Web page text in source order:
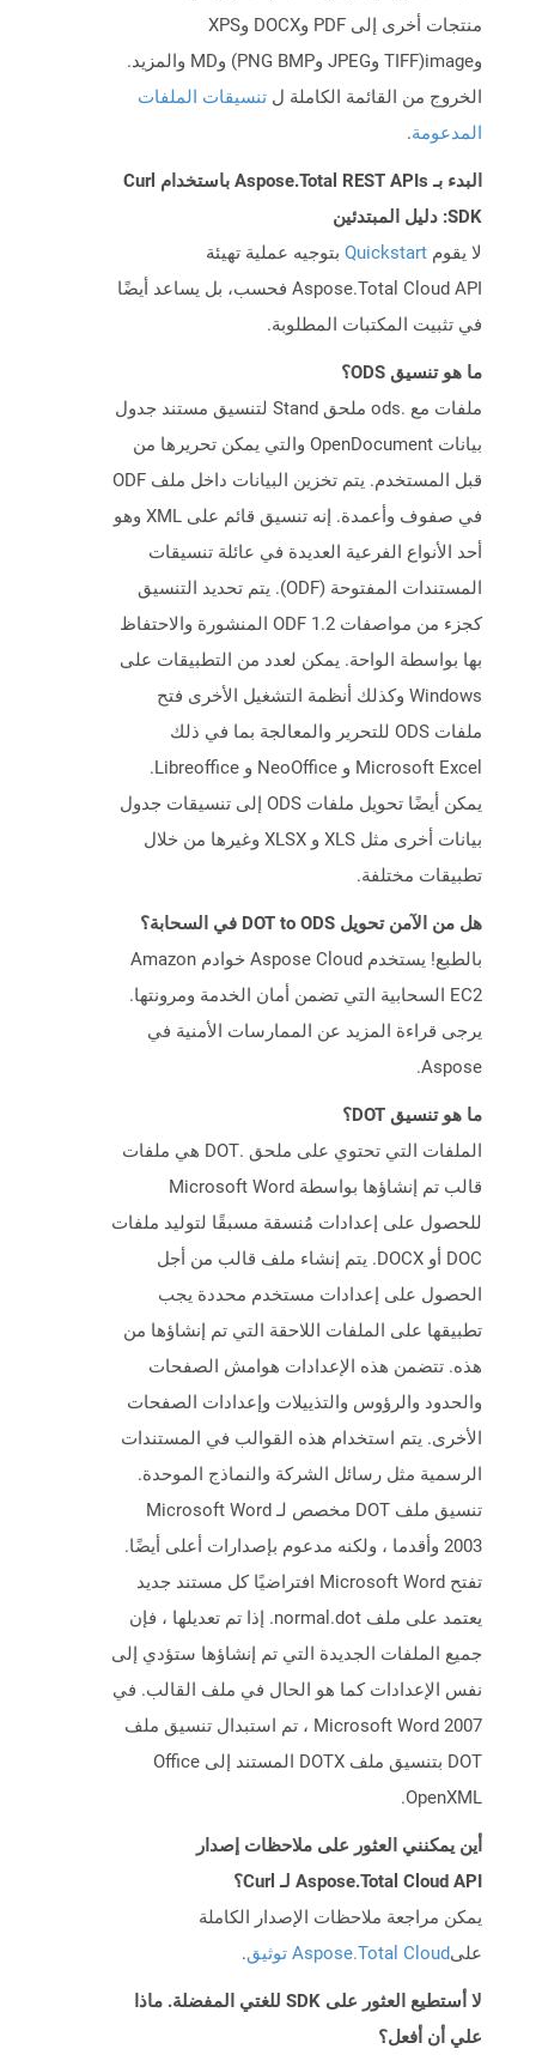
منتجات أخرى إلى PDF وDOCX وXPS
وimage(TIFF وJPEG وPNG BMP) وMD والمزيد.
الخروج من القائمة الكاملة ل تنسيقات الملفات
المدعومة.
البدء بـ Aspose.Total REST APIs باستخدام Curl
SDK: دليل المبتدئين
لا يقوم Quickstart بتوجيه عملية تهيئة
Aspose.Total Cloud API فحسب، بل يساعد أيضًا
في تثبيت المكتبات المطلوبة.
ما هو تنسيق ODS؟
ملفات مع .ods ملحق Stand لتنسيق مستند جدول
بيانات OpenDocument والتي يمكن تحريرها من
قبل المستخدم. يتم تخزين البيانات داخل ملف ODF
في صفوف وأعمدة. إنه تنسيق قائم على XML وهو
أحد الأنواع الفرعية العديدة في عائلة تنسيقات
المستندات المفتوحة (ODF). يتم تحديد التنسيق
كجزء من مواصفات ODF 1.2 المنشورة والاحتفاظ
بها بواسطة الواحة. يمكن لعدد من التطبيقات على
Windows وكذلك أنظمة التشغيل الأخرى فتح
ملفات ODS للتحرير والمعالجة بما في ذلك
Microsoft Excel و NeoOffice و Libreoffice.
يمكن أيضًا تحويل ملفات ODS إلى تنسيقات جدول
بيانات أخرى مثل XLS و XLSX وغيرها من خلال
تطبيقات مختلفة.
هل من الآمن تحويل DOT to ODS في السحابة؟
بالطبع! يستخدم Aspose Cloud خوادم Amazon
EC2 السحابية التي تضمن أمان الخدمة ومرونتها.
يرجى قراءة المزيد عن الممارسات الأمنية في
Aspose.
ما هو تنسيق DOT؟
الملفات التي تحتوي على ملحق .DOT هي ملفات
قالب تم إنشاؤها بواسطة Microsoft Word
للحصول على إعدادات مُنسقة مسبقًا لتوليد ملفات
DOC أو DOCX. يتم إنشاء ملف قالب من أجل
الحصول على إعدادات مستخدم محددة يجب
تطبيقها على الملفات اللاحقة التي تم إنشاؤها من
هذه. تتضمن هذه الإعدادات هوامش الصفحات
والحدود والرؤوس والتذييلات وإعدادات الصفحات
الأخرى. يتم استخدام هذه القوالب في المستندات
الرسمية مثل رسائل الشركة والنماذج الموحدة.
تنسيق ملف DOT مخصص لـ Microsoft Word
2003 وأقدما ، ولكنه مدعوم بإصدارات أعلى أيضًا.
تفتح Microsoft Word افتراضيًا كل مستند جديد
يعتمد على ملف normal.dot. إذا تم تعديلها ، فإن
جميع الملفات الجديدة التي تم إنشاؤها ستؤدي إلى
نفس الإعدادات كما هو الحال في ملف القالب. في
Microsoft Word 2007 ، تم استبدال تنسيق ملف
DOT بتنسيق ملف DOTX المستند إلى Office
OpenXML.
أين يمكنني العثور على ملاحظات إصدار
Aspose.Total Cloud API لـ Curl؟
يمكن مراجعة ملاحظات الإصدار الكاملة
علىAspose.Total Cloud توثيق .
لا أستطيع العثور على SDK للغتي المفضلة. ماذا
علي أن أفعل؟